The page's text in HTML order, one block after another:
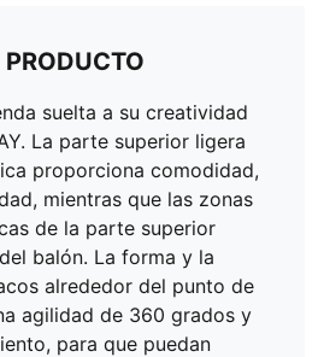
suelta a su creatividad
La parte superior ligera
proporciona comodidad,
mientras que las zonas
de la parte superior
balón. La forma y la
alrededor del punto de
agilidad de 360 ​​grados y
para que puedan